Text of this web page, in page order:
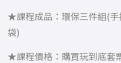
★課程成品：環保三件組(
袋)
★課程價格：購買玩到底套